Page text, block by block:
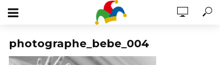
photographe_bebe_004